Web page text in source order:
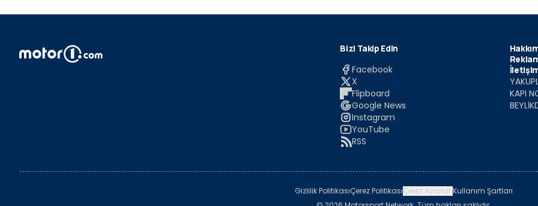
Bizi Takip Edin
Facebook
X
Flipboard
Google News
Instagram
YouTube
RSS
KAPI
Gizlilik PolitikasıÇerez PolitikasıÇerez AyarlarıKullanım Şartları